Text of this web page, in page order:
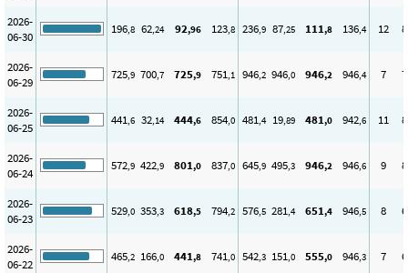
2026-
06-30
196,8 62,24 92,96 123,8 236,9 87,25 111,8 136,4 12 8
2026-
06-29
725,9 700,7 725,9 751,1 946,2 946,0 946,2 946,4 7 7
2026-
06-25
441,6 32,14 444,6 854,0 481,4 19,89 481,0 942,6 11 8
2026-
06-24
572,9 422,9 801,0 837,0 645,9 495,3 946,2 946,6 9 8
2026-
06-23
529,0 353,3 618,5 794,2 576,5 281,4 651,4 946,5 8 6
2026-
06-22
465,2 166,0 441,8 741,0 542,3 151,0 555,0 946,3 7 6